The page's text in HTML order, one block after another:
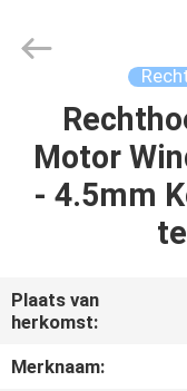
HUIS
PRODUCTEN
ONGEVEER
ONS
Material
Co,.Ltd.
Motor
- 4.5mm
Plaats van
herkomst:
Merknaam: